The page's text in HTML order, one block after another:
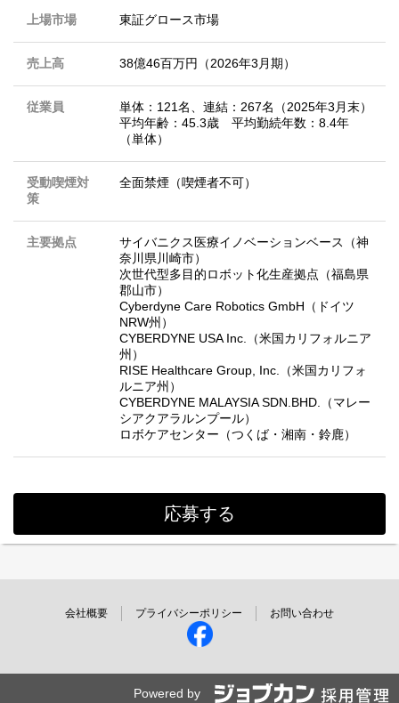
上場市場 東証グロース市場
売上高 38億46百万円（2026年3月期）
従業員
単体：121名、連結：267名（2025年3月末）
平均年齢：45.3歳 平均勤続年数：8.4年
（単体）
受動喫煙対
策
全面禁煙（喫煙者不可）
主要拠点
サイバニクス医療イノベーションベース（神
奈川県川崎市）
次世代型多目的ロボット化生産拠点（福島県
郡山市）
Cyberdyne Care Robotics GmbH（ドイツ
NRW州）
CYBERDYNE USA Inc.（米国カリフォルニア
州）
RISE Healthcare Group, Inc.（米国カリフォ
ルニア州）
CYBERDYNE MALAYSIA SDN.BHD.（マレー
シアクアラルンプール）
ロボケアセンター（つくば・湘南・鈴鹿）
応募する
会社概要 プライバシーポリシー お問い合わせ
Powered by